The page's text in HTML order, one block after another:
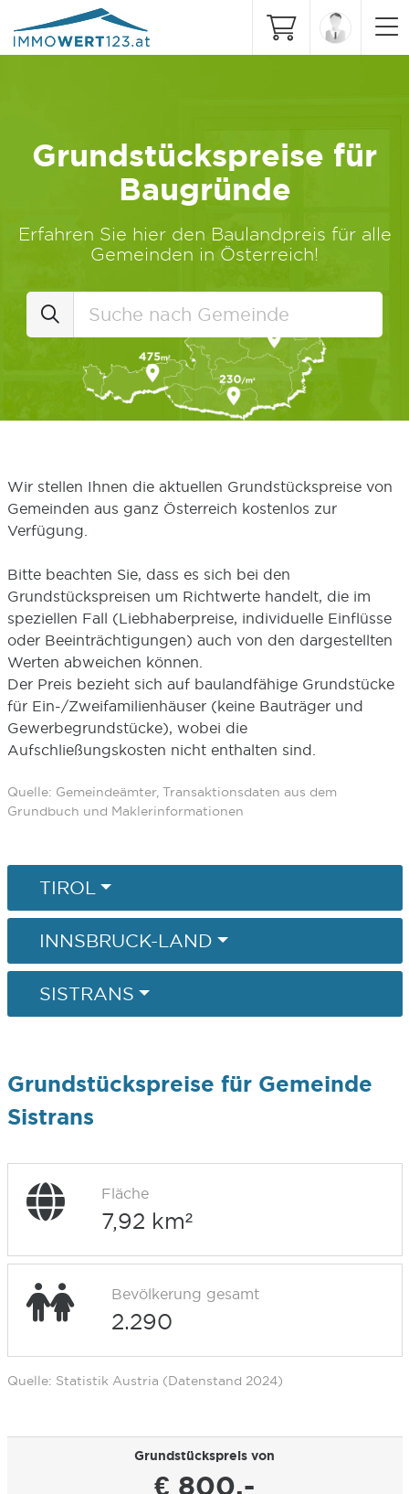
Grundstückspreise für
Baugründe
Erfahren Sie hier den Baulandpreis für alle
Gemeinden in Österreich!
Wir stellen Ihnen die aktuellen Grundstückspreise von
Gemeinden aus ganz Österreich kostenlos zur
Verfügung.
Bitte beachten Sie, dass es sich bei den
Grundstückspreisen um Richtwerte handelt, die im
speziellen Fall (Liebhaberpreise, individuelle Einflüsse
oder Beeinträchtigungen) auch von den dargestellten
Werten abweichen können.
Der Preis bezieht sich auf baulandfähige Grundstücke
für Ein-/Zweifamilienhäuser (keine Bauträger und
Gewerbegrundstücke), wobei die
Aufschließungskosten nicht enthalten sind.
Quelle: Gemeindeämter, Transaktionsdaten aus dem
Grundbuch und Maklerinformationen
TIROL
INNSBRUCK-LAND
SISTRANS
Grundstückspreise für Gemeinde
Sistrans
Fläche
7,92 km²
Bevölkerung gesamt
2.290
Quelle: Statistik Austria (Datenstand 2024)
Grundstückspreis von
€ 800.-